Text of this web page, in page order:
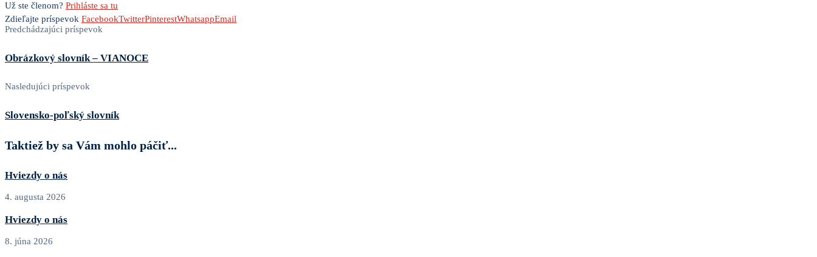
Už ste členom? Prihláste sa tu
Zdieľajte príspevok FacebookTwitterPinterestWhatsappEmail
Predchádzajúci príspevok
Obrázkový slovník – VIANOCE
Nasledujúci príspevok
Slovensko-poľský slovník
Taktiež by sa Vám mohlo páčiť...
Hviezdy o nás
4. augusta 2026
Hviezdy o nás
8. júna 2026